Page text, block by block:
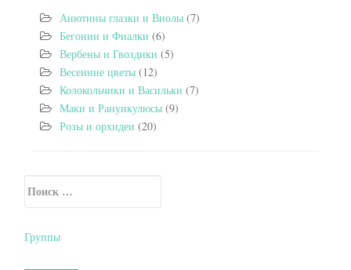
Анютины глазки и Виолы (7)
Бегонии и Фиалки (6)
Вербены и Гвоздики (5)
Весенние цветы (12)
Колокольчики и Васильки (7)
Маки и Ранункулюсы (9)
Розы и орхидеи (20)
Secondary Sidebar
Искать:
Группы